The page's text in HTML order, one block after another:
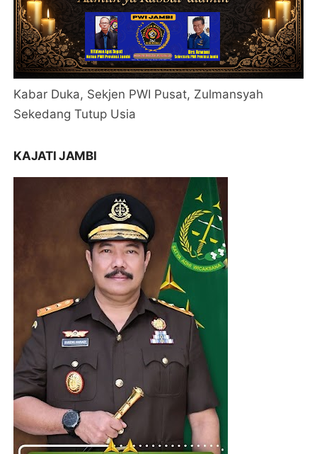
Kabar Duka, Sekjen PWI Pusat, Zulmansyah
Sekedang Tutup Usia
KAJATI JAMBI